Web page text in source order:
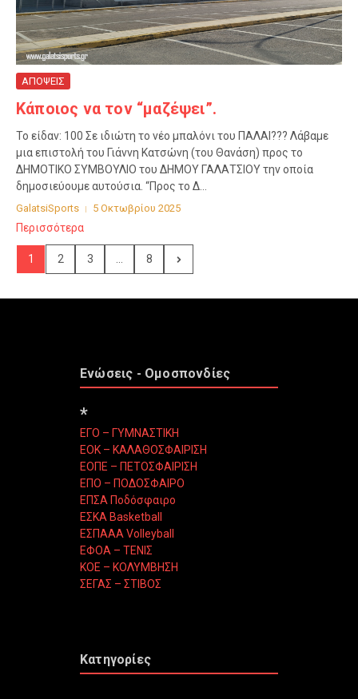
ΑΠΟΨΕΙΣ
Κάποιος να τον “μαζέψει”.
Το είδαν: 100 Σε ιδιώτη το νέο μπαλόνι του ΠΑΛΑΙ??? Λάβαμε
μια επιστολή του Γιάννη Κατσώνη (του Θανάση) προς το
ΔΗΜΟΤΙΚΟ ΣΥΜΒΟΥΛΙΟ του ΔΗΜΟΥ ΓΑΛΑΤΣΙΟΥ την οποία
δημοσιεύουμε αυτούσια. “Προς το Δ...
GalatsiSports 5 Οκτωβρίου 2025
Περισσότερα
1 2 3 ... 8
Ενώσεις - Ομοσπονδίες
*
ΕΓΟ – ΓΥΜΝΑΣΤΙΚΗ
ΕΟΚ – ΚΑΛΑΘΟΣΦΑΙΡΙΣΗ
ΕΟΠΕ – ΠΕΤΟΣΦΑΙΡΙΣΗ
ΕΠΟ – ΠΟΔΟΣΦΑΙΡΟ
ΕΠΣΑ Ποδόσφαιρο
ΕΣΚΑ Basketball
ΕΣΠΑΑΑ Volleyball
ΕΦΟΑ – ΤΕΝΙΣ
ΚΟΕ – ΚΟΛΥΜΒΗΣΗ
ΣΕΓΑΣ – ΣΤΙΒΟΣ
Κατηγορίες